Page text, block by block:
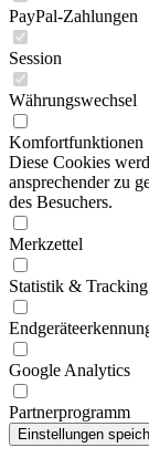
PayPal-Zahlungen
Session
Währungswechsel
Komfortfunktionen
Diese Cookies
ansprechender zu
des Besuchers.
Merkzettel
Statistik & Tracking
Google Analytics
Partnerprogramm